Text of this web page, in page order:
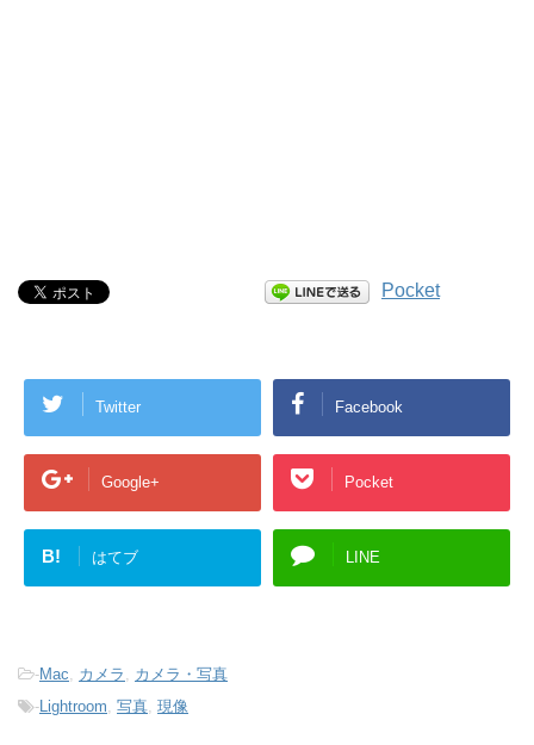
Pocket
Twitter Facebook
Google+ Pocket
B! はてブ LINE
-Mac カメラ
カメラ・写真
-Lightroom 写真 現像